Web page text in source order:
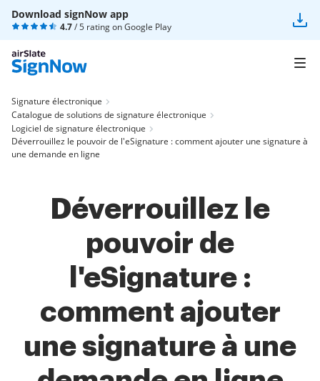
Download signNow app
4.7/ 5 rating onGoogle Play
Signature électronique
Catalogue de solutions de signature électronique
Logiciel de signature électronique
Déverrouillez le pouvoir de l'eSignature : comment ajouter une signature à
une demande en ligne
Déverrouillez le
pouvoir de
l'eSignature :
comment ajouter
une signature à une